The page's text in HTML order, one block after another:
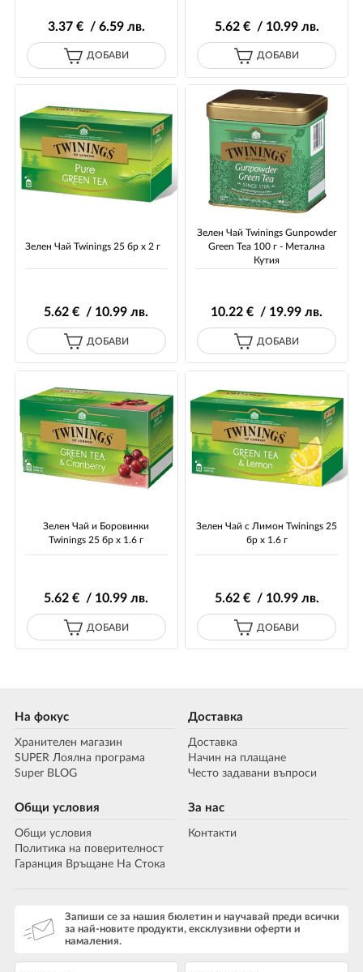
3.37€ / 6.59лв.
ДОБАВИ
5.62€ / 10.99лв.
ДОБАВИ
Зелен Чай Twinings 25 бр х 2 г
5.62 € / 10.99 лв.
ДОБАВИ
Зелен Чай Twinings Gunpowder
Green Tea 100 г - Метална
Кутия
10.22 € / 19.99 лв.
ДОБАВИ
Зелен Чай и Боровинки
Twinings 25 бр х 1.6 г
5.62 € / 10.99 лв.
ДОБАВИ
Зелен Чай с Лимон Twinings 25
бр х 1.6 г
5.62€ / 10.99лв.
ДОБАВИ
На фокус
Хранителен магазин
SUPER Лоялна програма
Super BLOG
Доставка
Доставка
Начин на плащане
Често задавани въпроси
Общи условия
Общи условия
Политика на поверителност
Гаранция Връщане На Стока
За нас
Контакти
Запиши се за нашия бюлетин и научавай преди всички
за най-новите продукти, ексклузивни оферти и
намаления.